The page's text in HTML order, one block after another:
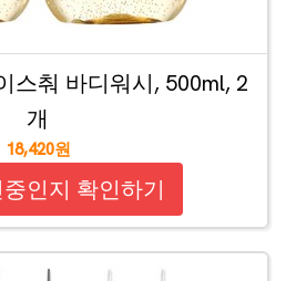
스춰 바디워시, 500ml, 2
개
18,420원
인지 확인하기